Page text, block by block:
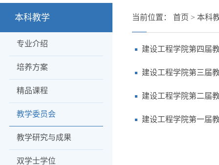
本科教学
专业介绍
培养方案
精品课程
教学委员会
教学研究与成果
双学士学位
当前位置： 首页 > 本科
建设工程学院第四届
建设工程学院第三届
建设工程学院第二届
建设工程学院第一届